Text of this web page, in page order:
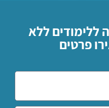
ללימודים ללא
פרטים